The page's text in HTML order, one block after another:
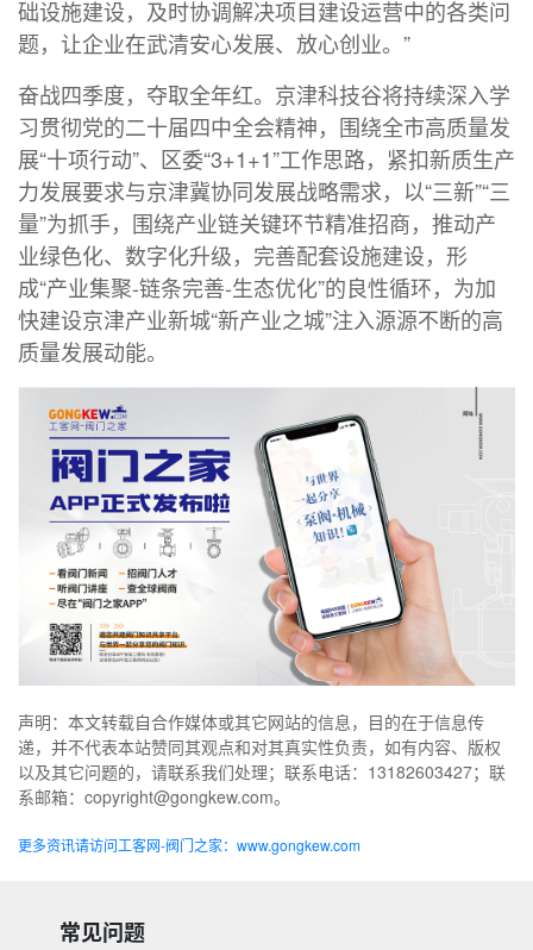
础设施建设，及时协调解决项目建设运营中的各类问
题，让企业在武清安心发展、放心创业。”
奋战四季度，夺取全年红。京津科技谷将持续深入学
习贯彻党的二十届四中全会精神，围绕全市高质量发
展“十项行动”、区委“3+1+1”工作思路，紧扣新质生产
力发展要求与京津冀协同发展战略需求，以“三新”“三
量”为抓手，围绕产业链关键环节精准招商，推动产
业绿色化、数字化升级，完善配套设施建设，形
成“产业集聚-链条完善-生态优化”的良性循环，为加
快建设京津产业新城“新产业之城”注入源源不断的高
质量发展动能。
声明：本文转载自合作媒体或其它网站的信息，目的在于信息传
递，并不代表本站赞同其观点和对其真实性负责，如有内容、版权
以及其它问题的，请联系我们处理；联系电话：13182603427；联
系邮箱：copyright@gongkew.com。
更多资讯请访问工客网-阀门之家：www.gongkew.com
常见问题